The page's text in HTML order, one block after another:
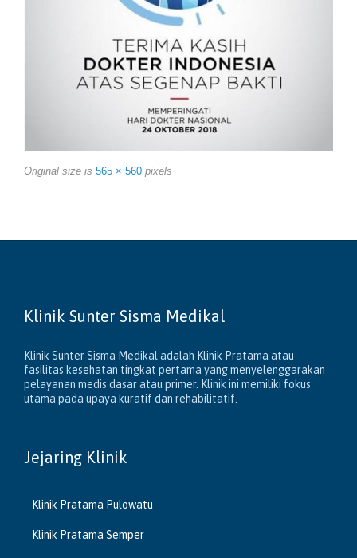
Original size is 565 × 560 pixels
Klinik Sunter Sisma Medikal
Klinik Sunter Sisma Medikal adalah Klinik Pratama atau
fasilitas kesehatan tingkat pertama yang menyelenggarakan
pelayanan medis dasar atau primer. Klinik ini memiliki fokus
utama pada upaya kuratif dan rehabilitatif.
Jejaring Klinik
Klinik Pratama Pulowatu
Klinik Pratama Semper